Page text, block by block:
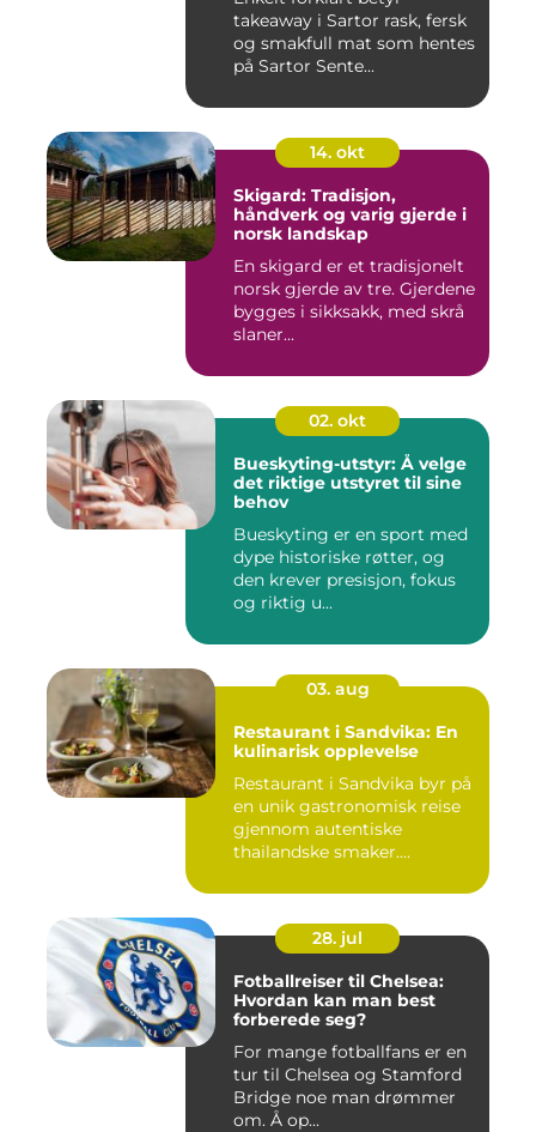
takeaway i Sartor rask, fersk
og smakfull mat som hentes
på Sartor Sente...
14. okt
Skigard: Tradisjon,
håndverk og varig gjerde i
norsk landskap
En skigard er et tradisjonelt
norsk gjerde av tre. Gjerdene
bygges i sikksakk, med skrå
slaner...
02. okt
Bueskyting-utstyr: Å velge
det riktige utstyret til sine
behov
Bueskyting er en sport med
dype historiske røtter, og
den krever presisjon, fokus
og riktig u...
03. aug
Restaurant i Sandvika: En
kulinarisk opplevelse
Restaurant i Sandvika byr på
en unik gastronomisk reise
gjennom autentiske
thailandske smaker....
28. jul
Fotballreiser til Chelsea:
Hvordan kan man best
forberede seg?
For mange fotballfans er en
tur til Chelsea og Stamford
Bridge noe man drømmer
om. Å op...